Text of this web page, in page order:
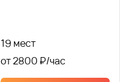
19 мест
от 2800 ₽